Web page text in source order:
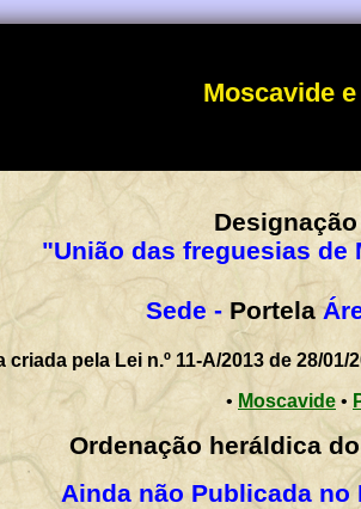
Moscavide
"União das freguesias de
Sede - Portela
criada pela Lei n.º 11-A/2013 de 28/
• Moscavide •
Ordenação heráldica
Ainda não Publicada no